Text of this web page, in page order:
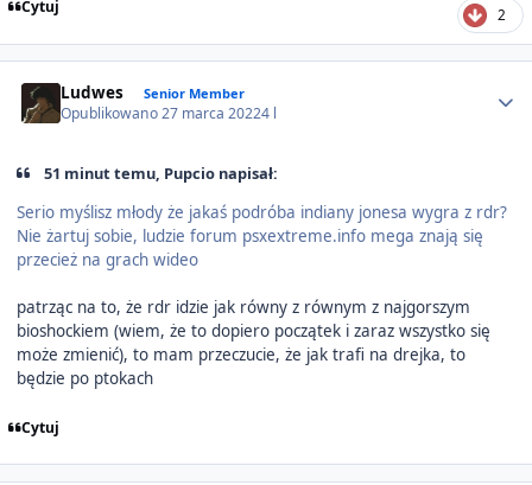
Cytuj 2
Ludwes Senior Member
Opublikowano27 marca 20224 l
51 minut temu, Pupcio napisał:
Serio myślisz młody że jakaś podróba indiany jonesa wygra z rdr?
Nie żartuj sobie, ludzie forum psxextreme.info mega znają się
przecież na grach wideo
patrząc na to, że rdr idzie jak równy z równym z najgorszym
bioshockiem (wiem, że to dopiero początek i zaraz wszystko się
może zmienić), to mam przeczucie, że jak trafi na drejka, to
będzie po ptokach
Cytuj